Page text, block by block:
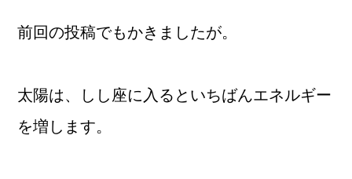
前回の投稿でもかきましたが。
太陽は、しし座に入るといちばんエネルギー
を増します。